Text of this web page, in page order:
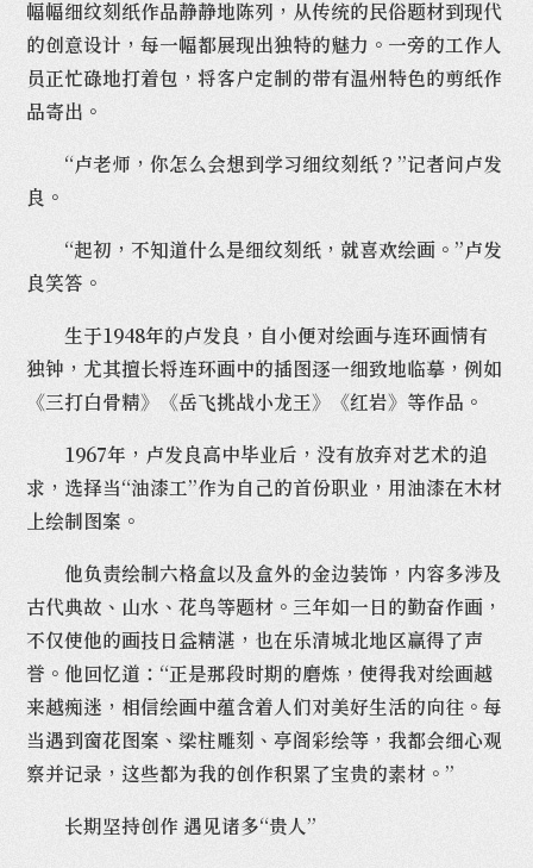
幅幅细纹刻纸作品静静地陈列，从传统的民俗题材到现代
的创意设计，每一幅都展现出独特的魅力。一旁的工作人
员正忙碌地打着包，将客户定制的带有温州特色的剪纸作
品寄出。
“卢老师，你怎么会想到学习细纹刻纸？”记者问卢发
良。
“起初，不知道什么是细纹刻纸，就喜欢绘画。”卢发
良笑答。
生于1948年的卢发良，自小便对绘画与连环画情有
独钟，尤其擅长将连环画中的插图逐一细致地临摹，例如
《三打白骨精》《岳飞挑战小龙王》《红岩》等作品。
1967年，卢发良高中毕业后，没有放弃对艺术的追
求，选择当“油漆工”作为自己的首份职业，用油漆在木材
上绘制图案。
他负责绘制六格盒以及盒外的金边装饰，内容多涉及
古代典故、山水、花鸟等题材。三年如一日的勤奋作画，
不仅使他的画技日益精湛，也在乐清城北地区赢得了声
誉。他回忆道：“正是那段时期的磨炼，使得我对绘画越
来越痴迷，相信绘画中蕴含着人们对美好生活的向往。每
当遇到窗花图案、梁柱雕刻、亭阁彩绘等，我都会细心观
察并记录，这些都为我的创作积累了宝贵的素材。”
长期坚持创作 遇见诸多“贵人”